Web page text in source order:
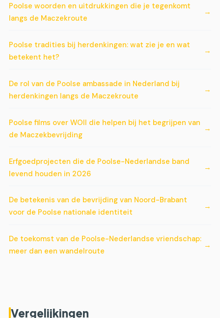
Poolse woorden en uitdrukkingen die je tegenkomt
langs de Maczekroute
Poolse tradities bij herdenkingen: wat zie je en wat
betekent het?
De rol van de Poolse ambassade in Nederland bij
herdenkingen langs de Maczekroute
Poolse films over WOII die helpen bij het begrijpen van
de Maczekbevrijding
Erfgoedprojecten die de Poolse-Nederlandse band
levend houden in 2026
De betekenis van de bevrijding van Noord-Brabant
voor de Poolse nationale identiteit
De toekomst van de Poolse-Nederlandse vriendschap:
meer dan een wandelroute
Vergelijkingen